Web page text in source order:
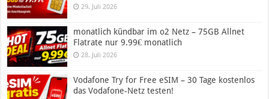
29. Juli 2026
monatlich kündbar im o2 Netz – 75GB Allnet
Flatrate nur 9.99€ monatlich
28. Juli 2026
Vodafone Try for Free eSIM – 30 Tage kostenlos
das Vodafone-Netz testen!